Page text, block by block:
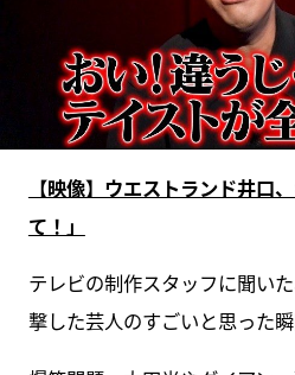
【映像】ウエストランド井口
て！」
テレビの制作スタッフに聞い
撃した芸人のすごいと思った